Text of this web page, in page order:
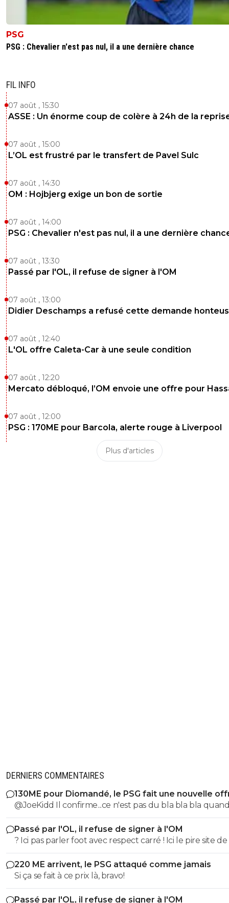
PSG
PSG : Chevalier n'est pas nul, il a une dernière chance
FIL INFO
07 août , 15:30
ASSE : Un énorme coup de colère à 24h de la
07 août , 15:00
L’OL est frustré par le transfert de Pavel Sulc
07 août , 14:30
OM : Hojbjerg exige un bon de sortie
07 août , 14:00
PSG : Chevalier n'est pas nul, il a une dernière
07 août , 13:30
Passé par l'OL, il refuse de signer à l'OM
07 août , 13:00
Didier Deschamps a refusé cette demande
07 août , 12:40
L'OL offre Caleta-Car à une seule condition
07 août , 12:20
Mercato débloqué, l’OM envoie une offre pour
07 août , 12:00
PSG : 170ME pour Barcola, alerte rouge à Liverpool
Plus d'articles
DERNIERS COMMENTAIRES
130ME pour Diomandé, le PSG fait une nouvelle
@JoeKidd Il confirme...ce n'est pas du bla bla bla
le PSG...le gars n'a honte de rien, surtout quand il s'agit
d'étaler publiquement sa bêtise ^^
Passé par l'OL, il refuse de signer à l'OM
? Ici pas parler foot avec respect carré ! Ici le pire site
avec des infos rancies et inutiles plus ou moins
d'autres sites plus sérieux entremêlées de pub
macronesques, avec des bandeaux à coolies mal cuits !
les lecteurs sont parmi les pires abrutis que l'on puisse
220 ME arrivent, le PSG attaqué comme jamais
Si ça se fait à ce prix là, bravo!
Passé par l'OL, il refuse de signer à l'OM